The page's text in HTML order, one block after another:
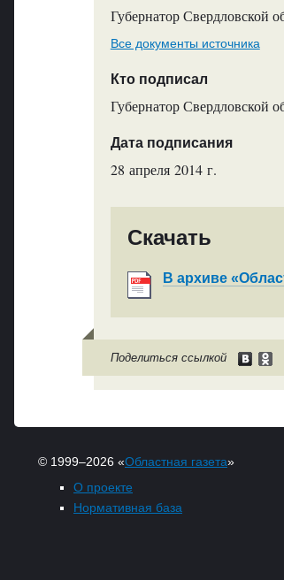
Губернатор Свердловской
Все документы источника
Кто подписал
Губернатор Свердловской
Дата подписания
28 апреля 2014 г.
Скачать
В архиве
Поделиться ссылкой
© 1999–2026 «Областная газета»
О проекте
Нормативная база